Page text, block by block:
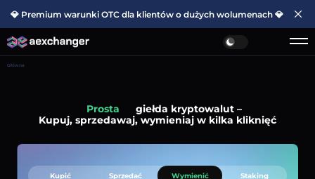
💎 Premium warunki OTC dla klientów o dużych wolumenach 💎
Główna
Prosta
giełda kryptowalut –
Kupuj, sprzedawaj, wymieniaj w kilka kliknięć
Kupić Sprzedać Wymienić Staking